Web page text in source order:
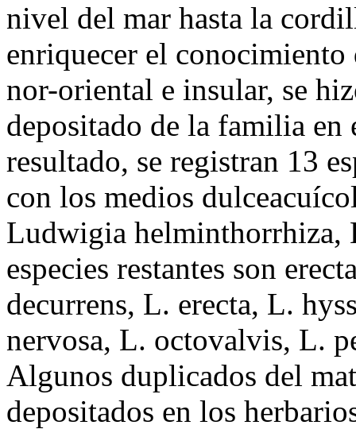
nivel del mar hasta la
enriquecer el
nor-oriental e insular, se
depositado de la familia
resultado, se registran 13
con los medios
Ludwigia helminthorrhiza,
especies restantes son
decurrens, L. erecta, L.
nervosa, L. octovalvis, L.
Algunos duplicados del
depositados en los